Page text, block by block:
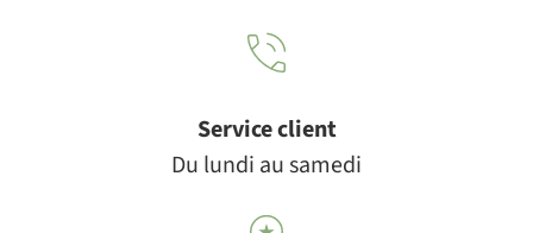
Service client
Du lundi au samedi